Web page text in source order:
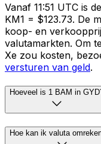
Vanaf 11:51 UTC is
KM1 = $123.73. De
koop- en
valutamarkten. Om
Xe zou kosten,
versturen van geld.
Hoeveel is 1 BAM in
Hoe kan ik valuta